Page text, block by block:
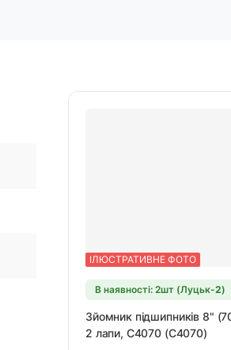
ІЛЮСТРАТИВНЕ ФОТО
В наявності: 2шт (Луцьк-2)
Зйомник підшипників 8"
2 лапи, C4070 (C4070)